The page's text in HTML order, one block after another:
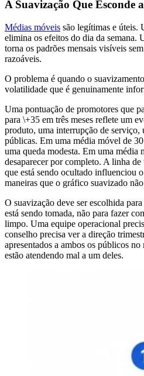
A Suavização Que Esconde
Médias móveis são legítimas e úteis.
elimina os efeitos do dia da semana.
torna os padrões mensais visíveis
razoáveis.
O problema é quando o
volatilidade que é genuinamente
Uma pontuação de promotores que
para \+35 em três meses reflete um
produto, uma interrupção de serviço,
públicas. Em uma média móvel de
uma queda modesta. Em uma média
desaparecer por completo. A linha
que está sendo ocultado influenciou
maneiras que o gráfico suavizado
O suavização deve ser escolhida
está sendo tomada, não para fazer
limpo. Uma equipe operacional
conselho precisa ver a direção
apresentados a ambos os públicos
estão atendendo mal a um deles.